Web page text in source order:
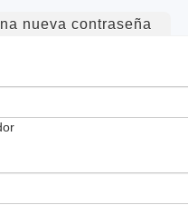
nueva contraseña